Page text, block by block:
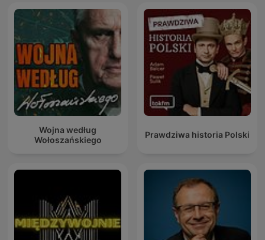
Wojna według
Wołoszańskiego
Prawdziwa historia Polski